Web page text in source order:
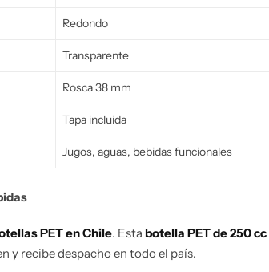
Redondo
Transparente
Rosca 38 mm
Tapa incluida
Jugos, aguas, bebidas funcionales
PET en Chile. Esta botella PET de 250
y recibe despacho en todo el país.